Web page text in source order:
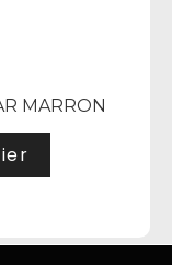
MARRON